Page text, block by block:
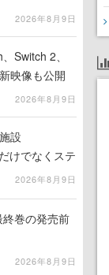
2026年8月9日
Switch 2、
映像も公開
2026年8月9日
設
けでなくステ
2026年8月9日
終巻の発売前
2026年8月9日